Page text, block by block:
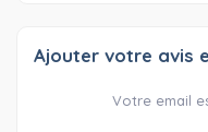
Ajouter votre avis
Votre email